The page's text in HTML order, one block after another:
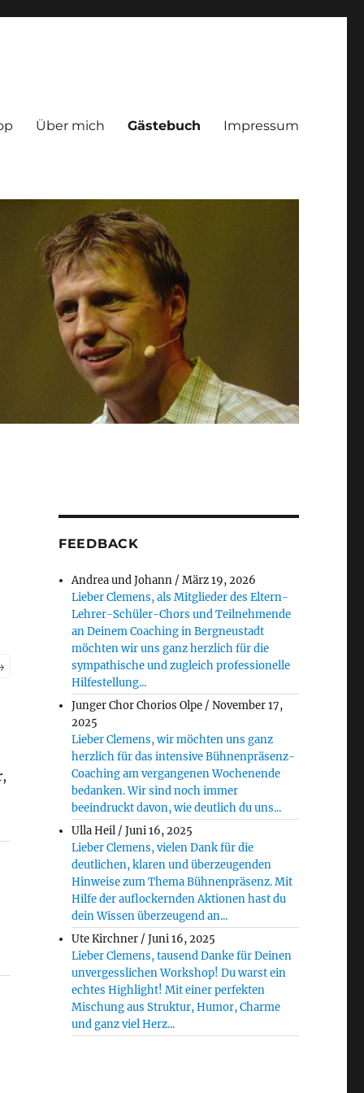
Über mich Gästebuch Impressum
FEEDBACK
Andrea und Johann /März 19, 2026
Lieber Clemens, als Mitglieder des Eltern-
Lehrer-Schüler-Chors und Teilnehmende
an Deinem Coaching in Bergneustadt
möchten wir uns ganz herzlich für die
sympathische und zugleich professionelle
Hilfestellung...
Junger Chor Chorios Olpe /November 17,
2025
Lieber Clemens, wir möchten uns ganz
herzlich für das intensive Bühnenpräsenz-
Coaching am vergangenen Wochenende
bedanken. Wir sind noch immer
beeindruckt davon, wie deutlich du uns...
Ulla Heil /Juni 16, 2025
Lieber Clemens, vielen Dank für die
deutlichen, klaren und überzeugenden
Hinweise zum Thema Bühnenpräsenz. Mit
Hilfe der auflockernden Aktionen hast du
dein Wissen überzeugend an...
Ute Kirchner /Juni 16, 2025
Lieber Clemens, tausend Danke für Deinen
unvergesslichen Workshop! Du warst ein
echtes Highlight! Mit einer perfekten
Mischung aus Struktur, Humor, Charme
und ganz viel Herz...